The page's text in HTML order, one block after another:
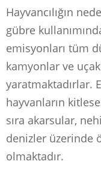
Hayvancılığın
gübre
emisyonları tüm
kamyonlar ve
yaratmaktadırlar.
hayvanların
sıra akarsular,
denizler üzerinde
olmaktadır.